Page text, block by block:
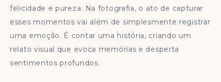
felicidade e pureza. Na fotografia, o ato de capturar
esses momentos vai além de simplesmente registrar
uma emoção. É contar uma história, criando um
relato visual que evoca memórias e desperta
sentimentos profundos.